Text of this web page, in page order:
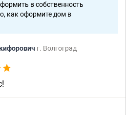
в собственность
как оформите дом в
г. Волгоград